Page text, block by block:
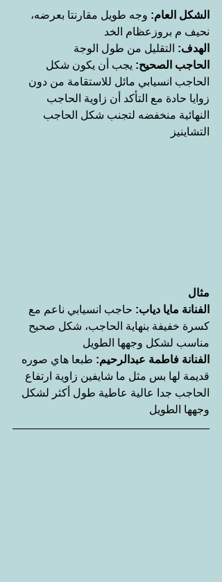
الشكل العام: وجه طويل مقارنتا بعرضه،
نحيف م بروزعظام الخد
الهدف: التقليل من طول الوجة
الحاجب الصحيح: يجب أن يكون شكل
الحاجب انسيابي مائل للاستقامة من دون
زوايا حادة مع التأكد أن زاوية الحاجب
النهائية منخفضه لتجنب شكل الحاجب
التشاينيز
مثال
الفنانة مايا دياب: حاجب انسيابي ناعم مع
كسرة خفيفة بنهاية الحاجب، شكل صحيح
مناسب لشكل وجهها الطويل
الفنانة فاطمة عبدالرحيم: طبعا هاي صوره
قديمة لها بس مثل ما شايفين زاوية ارتفاع
الحاجب جدا عالية عاطية طول أكثر لشكل
وجهها الطويل